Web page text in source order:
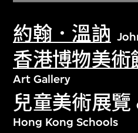
約翰．溫訥
香港博物美術
Art Gallery
兒童美術展覽
Hong Kong Schools
探索世界頂級的二十
文化藏品。